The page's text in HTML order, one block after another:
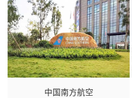
中国南方航空